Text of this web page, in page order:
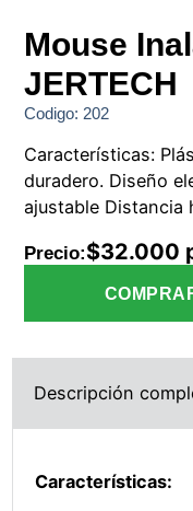
Mouse
JERTECH
Codigo: 202
Características:
duradero. Diseño
ajustable Distancia
Precio:$32.000
Descripción
Características: